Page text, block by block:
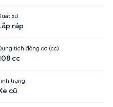
xứ
ráp
tích động cơ (cc)
cc
trạng
cũ